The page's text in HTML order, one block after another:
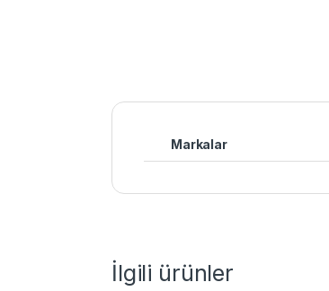
Markalar
İlgili ürünler